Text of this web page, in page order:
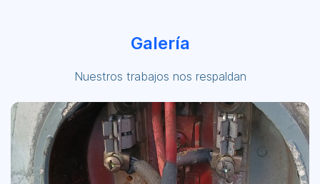
Galería
Nuestros trabajos nos respaldan